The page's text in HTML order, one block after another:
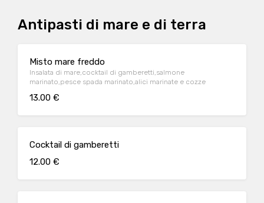
Antipasti di mare e di terra
Misto mare freddo
Insalata di mare,cocktail di gamberetti,salmone
marinato,pesce spada marinato,alici marinate e cozze
13.00 €
Cocktail di gamberetti
12.00 €